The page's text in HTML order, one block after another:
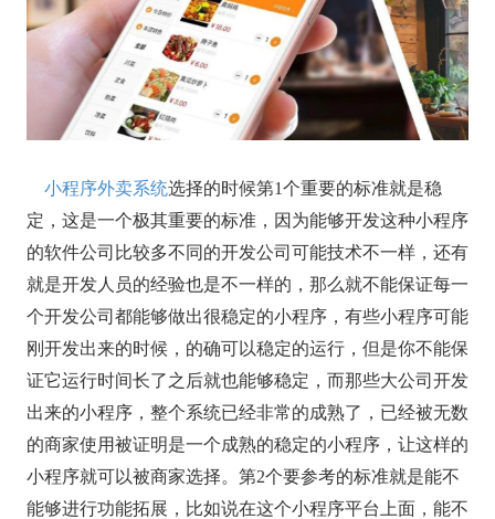
小程序外卖系统选择的时候第1个重要的标准就是稳
定，这是一个极其重要的标准，因为能够开发这种小程序
的软件公司比较多不同的开发公司可能技术不一样，还有
就是开发人员的经验也是不一样的，那么就不能保证每一
个开发公司都能够做出很稳定的小程序，有些小程序可能
刚开发出来的时候，的确可以稳定的运行，但是你不能保
证它运行时间长了之后就也能够稳定，而那些大公司开发
出来的小程序，整个系统已经非常的成熟了，已经被无数
的商家使用被证明是一个成熟的稳定的小程序，让这样的
小程序就可以被商家选择。第2个要参考的标准就是能不
能够进行功能拓展，比如说在这个小程序平台上面，能不